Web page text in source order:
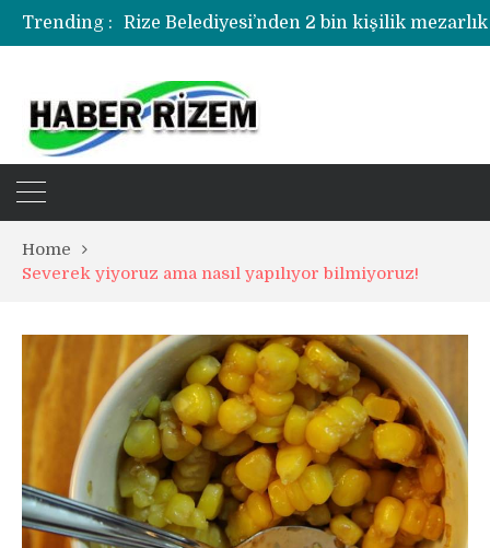
Trending :
Rize Belediyesi’nden 2 bin kişilik
Rize’de uyuşturucu operasyonunda 1
Home
Severek yiyoruz ama nasıl yapılıyor bilmiyoruz!